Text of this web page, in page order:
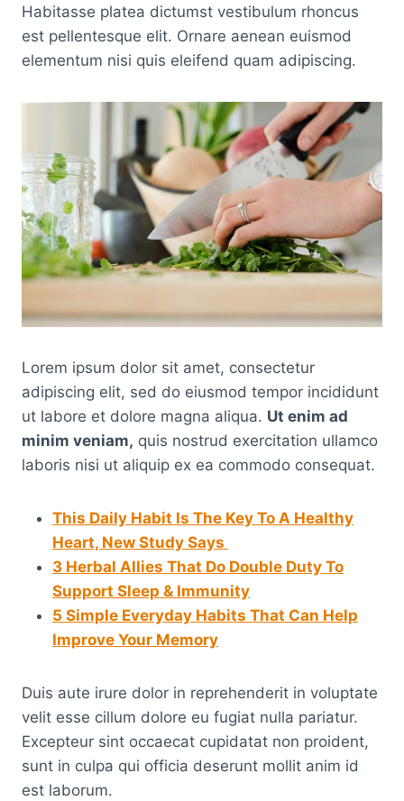
Habitasse platea dictumst vestibulum rhoncus
est pellentesque elit. Ornare aenean euismod
elementum nisi quis eleifend quam adipiscing.
Lorem ipsum dolor sit amet, consectetur
adipiscing elit, sed do eiusmod tempor incididunt
ut labore et dolore magna aliqua. Ut enim ad
minim veniam, quis nostrud exercitation ullamco
laboris nisi ut aliquip ex ea commodo consequat.
This Daily Habit Is The Key To A Healthy
Heart, New Study Says
3 Herbal Allies That Do Double Duty To
Support Sleep & Immunity
5 Simple Everyday Habits That Can Help
Improve Your Memory
Duis aute irure dolor in reprehenderit in voluptate
velit esse cillum dolore eu fugiat nulla pariatur.
Excepteur sint occaecat cupidatat non proident,
sunt in culpa qui officia deserunt mollit anim id
est laborum.